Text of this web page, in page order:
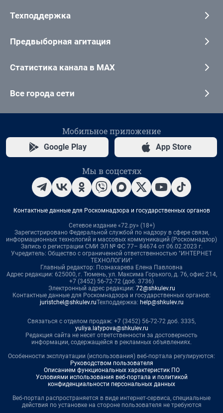
Техподдержка
Предвыборная агитация
Статистика канала в MAX
Все города сети
Мобильное приложение
Google Play App Store
Мы в соцсетях
Контактные данные для Роскомнадзора и государственных органов
Сетевое издание «72.ру» (18+)
Зарегистрировано Федеральной службой по надзору в сфере связи,
информационных технологий и массовых коммуникаций (Роскомнадзор)
Запись о регистрации СМИ ЭЛ № ФС 77– 84674 от 06.02.2023 г.
Учредитель: Общество с ограниченной ответственностью "ИНТЕРНЕТ
ТЕХНОЛОГИИ"
Главный редактор: Познахарева Елена Павловна
Адрес редакции: 625000, г. Тюмень, ул. Максима Горького, д. 76, офис 214,
+7 (3452) 56-72-72 (доб. 3736)
Электронный адрес редакции: 72@shkulev.ru
Контактные данные для Роскомнадзора и государственных органов:
juristchel@shkulev.ruТехподдержка: help@shkulev.ru
Связаться с отделом продаж: +7 (3452) 56-72-72 доб. 3335,
yuliya.latypova@shkulev.ru
Редакция сайта не несет ответственности за достоверность
информации, содержащейся в рекламных объявлениях.
Особенности эксплуатации (использования) веб-портала регулируются:
Руководством пользователя
Описанием функциональных характеристик ПО
Условиями использования веб-портала и политикой
конфиденциальности персональных данных
Веб-портал распространяется в виде интернет-сервиса, специальные
действия по установке на стороне пользователя не требуются